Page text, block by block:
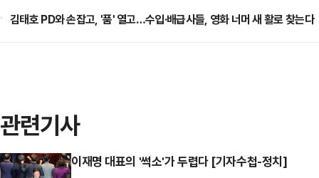
김태호 PD와 손잡고, '품' 열고…수입·배급사들, 영화 너머 새 활로 찾는다
관련기사
이재명 대표의 '썩소'가 두렵다 [기자수첩-정치]